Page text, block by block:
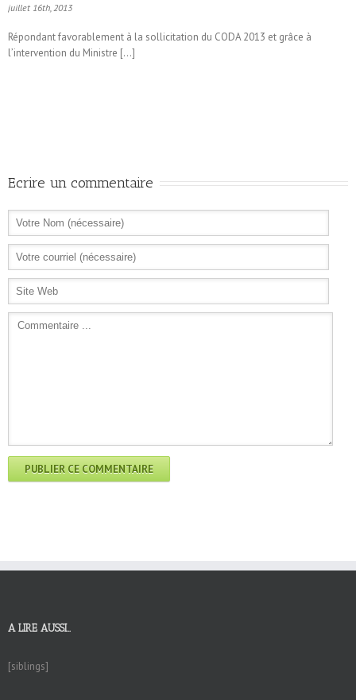
juillet 16th, 2013
Répondant favorablement à la sollicitation du CODA 2013 et grâce à
l’intervention du Ministre […]
Ecrire un commentaire
A LIRE AUSSI…
[siblings]